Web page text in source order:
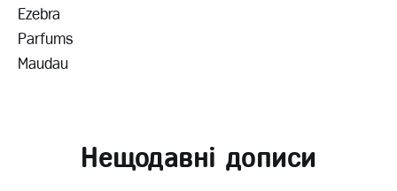
Ezebra
Parfums
Maudau
Нещодавні дописи